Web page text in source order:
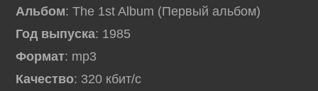
Альбом: The 1st Album (Первый альбом)
Год выпуска: 1985
Формат: mp3
Качество: 320 кбит/с